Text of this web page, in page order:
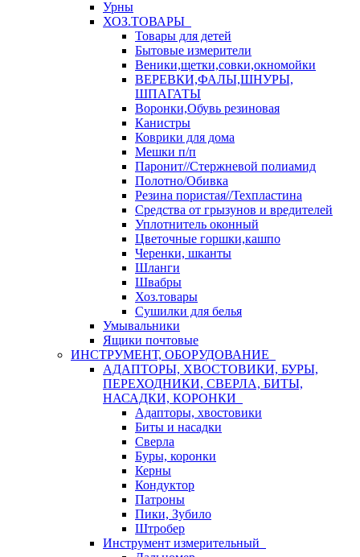
Урны
ХОЗ.ТОВАРЫ
Товары для детей
Бытовые измерители
Веники,щетки,совки,окномойки
ВЕРЕВКИ,ФАЛЫ,ШНУРЫ,
ШПАГАТЫ
Воронки,Обувь резиновая
Канистры
Коврики для дома
Мешки п/п
Паронит//Стержневой полиамид
Полотно/Обивка
Резина пористая//Техпластина
Средства от грызунов и вредителей
Уплотнитель оконный
Цветочные горшки,кашпо
Черенки, шканты
Шланги
Швабры
Хоз.товары
Сушилки для белья
Умывальники
Ящики почтовые
ИНСТРУМЕНТ, ОБОРУДОВАНИЕ
АДАПТОРЫ, ХВОСТОВИКИ, БУРЫ,
ПЕРЕХОДНИКИ, СВЕРЛА, БИТЫ,
НАСАДКИ, КОРОНКИ
Адапторы, хвостовики
Биты и насадки
Сверла
Буры, коронки
Керны
Кондуктор
Патроны
Пики, Зубило
Штробер
Инструмент измерительный